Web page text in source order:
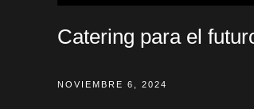
Catering para el
NOVIEMBRE 6, 2024